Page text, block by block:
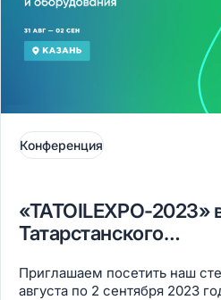
Конференция
«TATOILEXPO-2023»
Татарстанского
Приглашаем посетить наш
августа по 2 сентября 2023